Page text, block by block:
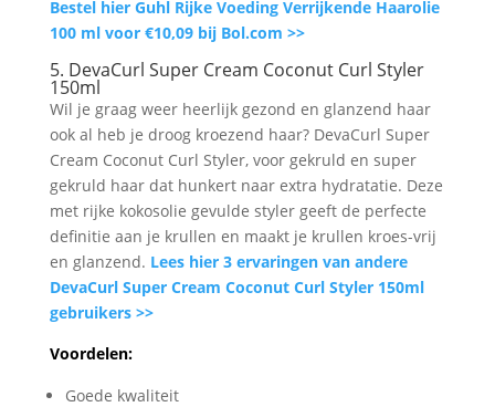
Bestel hier Guhl Rijke Voeding Verrijkende Haarolie
100 ml voor €10,09 bij Bol.com >>
5. DevaCurl Super Cream Coconut Curl Styler
150ml
Wil je graag weer heerlijk gezond en glanzend haar
ook al heb je droog kroezend haar? DevaCurl Super
Cream Coconut Curl Styler, voor gekruld en super
gekruld haar dat hunkert naar extra hydratatie. Deze
met rijke kokosolie gevulde styler geeft de perfecte
definitie aan je krullen en maakt je krullen kroes-vrij
en glanzend. Lees hier 3 ervaringen van andere
DevaCurl Super Cream Coconut Curl Styler 150ml
gebruikers >>
Voordelen:
Goede kwaliteit